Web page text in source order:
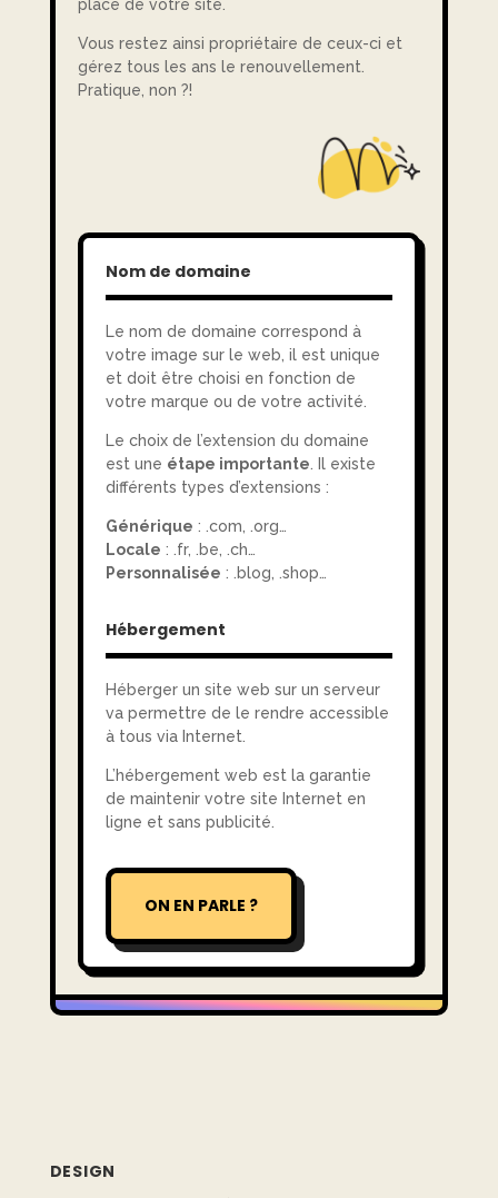
place de votre site.
Vous restez ainsi propriétaire de ceux-ci et
gérez tous les ans le renouvellement.
Pratique, non ?!
Nom de domaine
Le nom de domaine correspond à
votre image sur le web, il est unique
et doit être choisi en fonction de
votre marque ou de votre activité.
Le choix de l’extension du domaine
est une étape importante. Il existe
différents types d’extensions :
Générique : .com, .org…
Locale : .fr, .be, .ch…
Personnalisée : .blog, .shop…
Hébergement
Héberger un site web sur un serveur
va permettre de le rendre accessible
à tous via Internet.
L’hébergement web est la garantie
de maintenir votre site Internet en
ligne et sans publicité.
ON EN PARLE ?
DESIGN